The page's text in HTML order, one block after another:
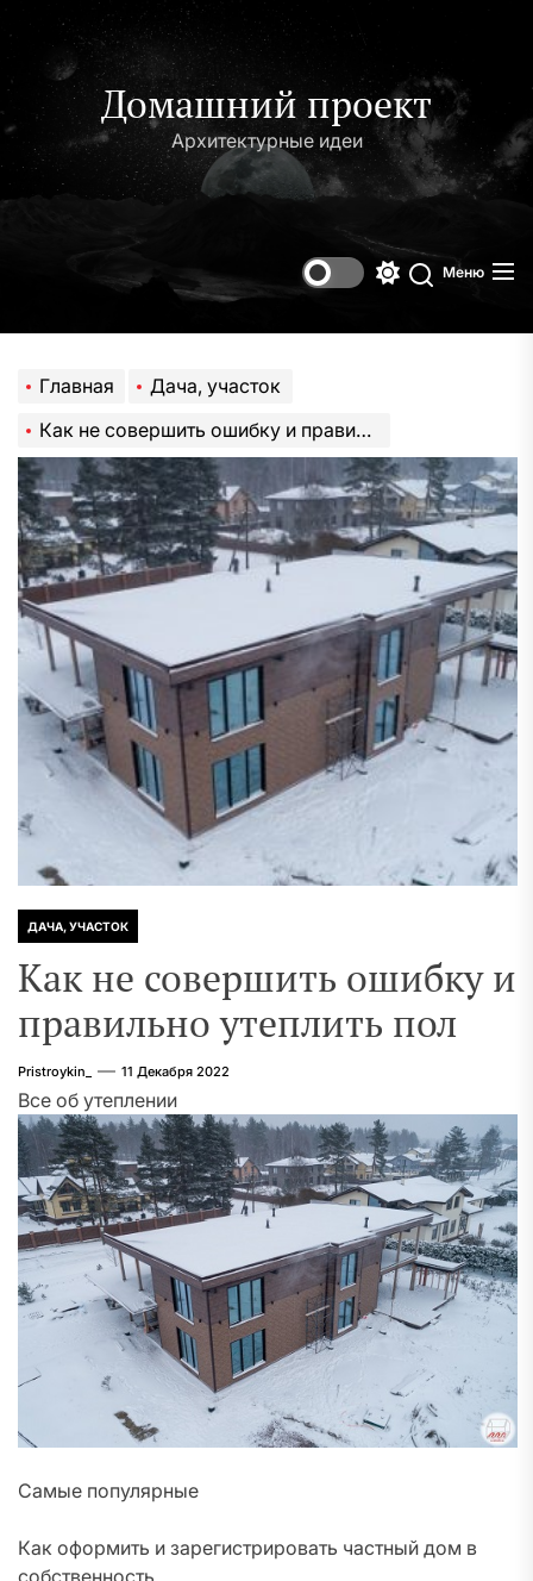
содержимому
Домашний проект
Архитектурные идеи
Поиск
Меню
Главная
Дача, участок
Как не совершить ошибку и правильно утеплить пол
ДАЧА, УЧАСТОК
Как не совершить ошибку и
правильно утеплить пол
Pristroykin_ 11 Декабря 2022
Все об утеплении
Самые популярные
Как оформить и зарегистрировать частный дом в
собственность